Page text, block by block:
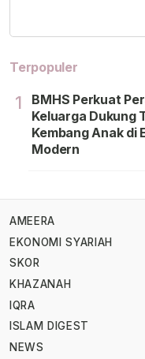
Terpopuler
1
BMHS Perkuat
Keluarga Dukung
Kembang Anak di
Modern
AMEERA
EKONOMI SYARIAH
SKOR
KHAZANAH
IQRA
ISLAM DIGEST
NEWS